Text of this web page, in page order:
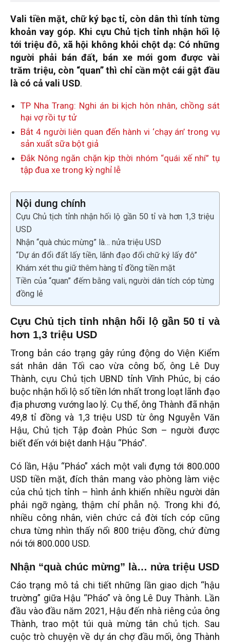
Vali tiền mặt, chữ ký bạc tỉ, còn dân thì tính từng
khoản vay góp. Khi cựu Chủ tịch tỉnh nhận hối lộ
tới triệu đô, xã hội không khỏi chột dạ: Có những
người phải bán đất, bán xe mới gom được vài
trăm triệu, còn “quan” thì chỉ cần một cái gật đầu
là có cả vali USD.
TP Nha Trang: Nghi án bi kịch hôn nhân, chồng sát
hại vợ rồi tự tử
Bắt 4 người liên quan đến hành vi ‘chạy án’ trong vụ
sản xuất sữa bột giả
Đắk Nông ngăn chặn kịp thời nhóm “quái xế nhí” tụ
tập đua xe trong kỳ nghỉ lễ
Nội dung chính
Cựu Chủ tịch tỉnh nhận hối lộ gần 50 tỉ và hơn 1,3 triệu
USD
Nhận “quà chúc mừng” là… nửa triệu USD
“Dự án đổi đất lấy tiền, lãnh đạo đổi chữ ký lấy đô”
Khám xét thu giữ thêm hàng tỉ đồng tiền mặt
Tiền của “quan” đếm bằng vali, người dân tích cóp từng
đồng lẻ
Cựu Chủ tịch tỉnh nhận hối lộ gần 50 tỉ và
hơn 1,3 triệu USD
Trong bản cáo trạng gây rúng động do Viện Kiểm
sát nhân dân Tối cao vừa công bố, ông Lê Duy
Thành, cựu Chủ tịch UBND tỉnh Vĩnh Phúc, bị cáo
buộc nhận hối lộ số tiền lớn nhất trong loạt lãnh đạo
địa phương vướng lao lý. Cụ thể, ông Thành đã nhận
49,8 tỉ đồng và 1,3 triệu USD từ ông Nguyễn Văn
Hậu, Chủ tịch Tập đoàn Phúc Sơn – người được
biết đến với biệt danh Hậu “Pháo”.
Có lần, Hậu “Pháo” xách một vali đựng tới 800.000
USD tiền mặt, đích thân mang vào phòng làm việc
của chủ tịch tỉnh – hình ảnh khiến nhiều người dân
phải ngỡ ngàng, thậm chí phẫn nộ. Trong khi đó,
nhiều công nhân, viên chức cả đời tích cóp cũng
chưa từng nhìn thấy nổi 800 triệu đồng, chứ đừng
nói tới 800.000 USD.
Nhận “quà chúc mừng” là… nửa triệu USD
Cáo trạng mô tả chi tiết những lần giao dịch “hậu
trường” giữa Hậu “Pháo” và ông Lê Duy Thành. Lần
đầu vào đầu năm 2021, Hậu đến nhà riêng của ông
Thành, trao một túi quà mừng tân chủ tịch. Sau
cuộc trò chuyện về dự án chợ đầu mối, ông Thành